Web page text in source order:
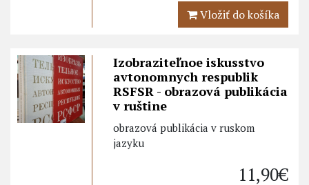
Vložiť do košíka
Izobraziteľnoe iskusstvo
avtonomnych respublik
RSFSR - obrazová publikácia
v ruštine
obrazová publikácia v ruskom
jazyku
11,90€